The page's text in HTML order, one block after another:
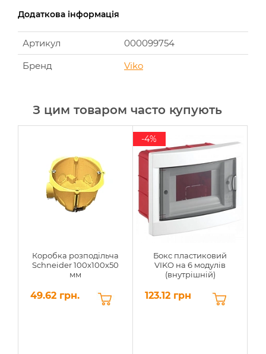
Додаткова інформація
Артикул
000099754
Бренд
Viko
З цим товаром часто купують
Коробка розподільча
Schneider 100х100х50
мм
49.62 грн.
Бокс пластиковий
VIKO на 6 модулів
(внутрішній)
123.12 грн
-4%